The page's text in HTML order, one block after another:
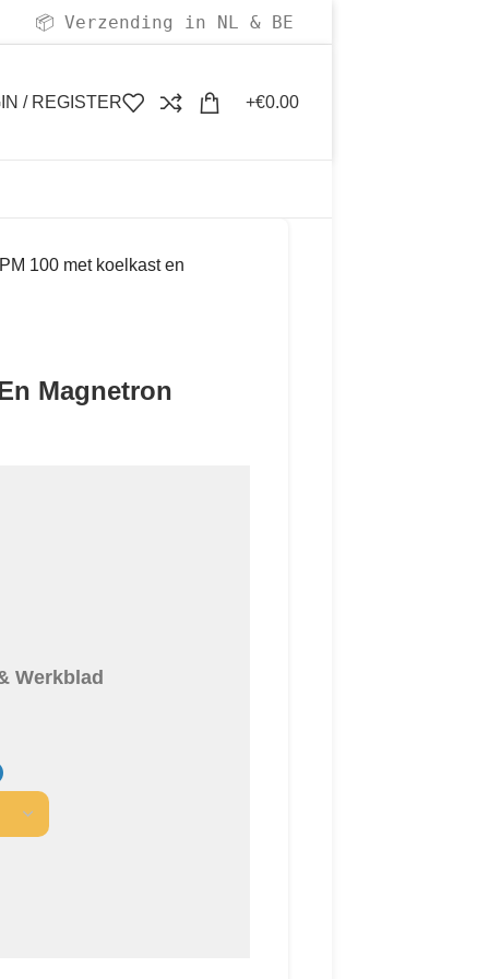
📦 Verzending in NL & BE
/ REGISTER €0.00
100 met koelkast en
Magnetron
Werkblad